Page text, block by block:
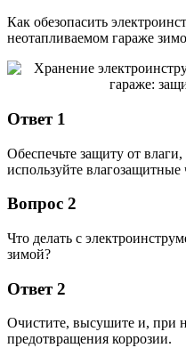
Как обезопасить
неотапливаемом гараже
Ответ 1
Обеспечьте защиту от
используйте влагозащитные
Вопрос 2
Что делать с
зимой?
Ответ 2
Очистите, высушите и, при
предотвращения коррозии.